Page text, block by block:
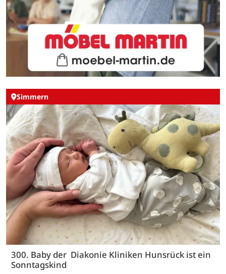
Simmern
300. Baby der Diakonie Kliniken Hunsrück ist ein
Sonntagskind